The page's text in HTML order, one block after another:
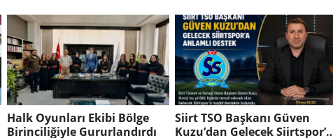
Halk Oyunları Ekibi Bölge
Birinciliğiyle Gururlandırdı
Siirt TSO Başkanı Güven
Kuzu’dan Gelecek Siirtspor’a